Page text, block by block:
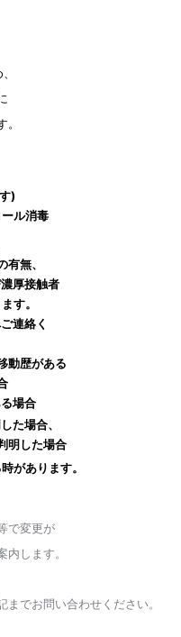
)
ル消毒
無、
厚接触者
す。
連絡く
歴がある
場合
場合、
明した場合
があります。
で変更が
します。
でお問い合わせください。